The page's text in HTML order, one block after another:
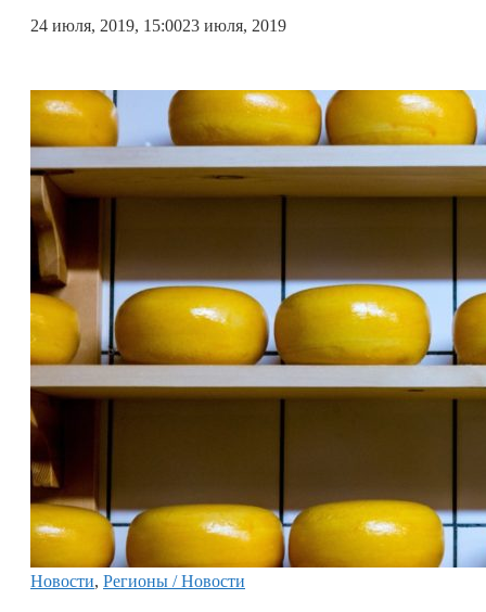
24 июля, 2019, 15:0023 июля, 2019
Новости, Регионы / Новости